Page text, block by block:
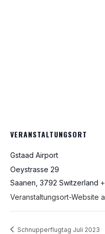
VERANSTALTUNGSORT
Gstaad Airport
Oeystrasse 29
Saanen 3792 Switzerland
Veranstaltungsort-Website
Schnupperflugtag Juli 2023